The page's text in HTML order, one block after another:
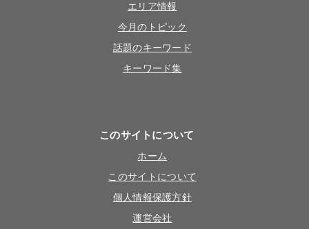
エリア情報
今月のトピック
話題のキーワード
キーワード集
このサイトについて
ホーム
このサイトについて
個人情報保護方針
運営会社